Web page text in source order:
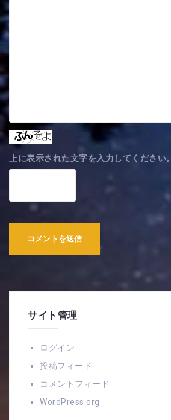
上に表示された文字を入力してください。
サイト管理
ログイン
投稿フィード
コメントフィード
WordPress.org